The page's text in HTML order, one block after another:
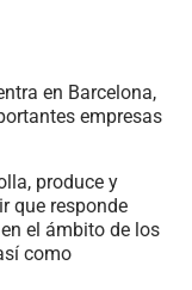
en Barcelona,
empresas
produce y
que responde
el ámbito de los
como